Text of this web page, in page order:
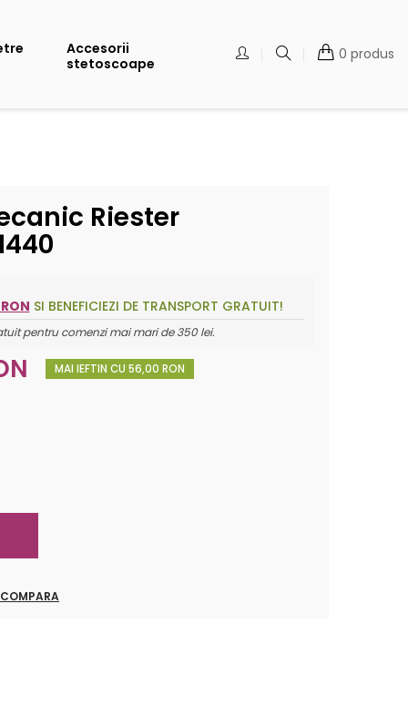
Accesorii
stetoscoape
0 produs
Riester
SI BENEFICIEZI DE TRANSPORT GRATUIT!
pentru comenzi mai mari de 350 lei.
MAI IEFTIN CU 56,00 RON
COMPARA